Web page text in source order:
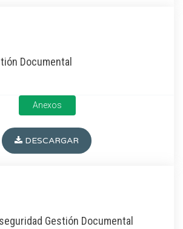
Documental
Anexos
DESCARGAR
Gestión Documental